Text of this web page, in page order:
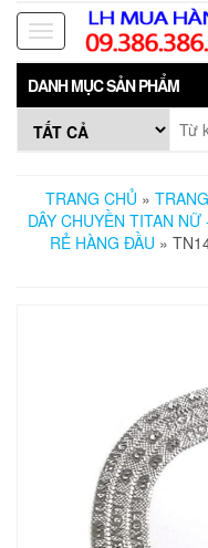
Skip
the
content
Toggle
navigation
DANH MỤC SẢN PHẨM
TRANG CHỦ »
DÂY CHUYỀN TITAN
RẺ HÀNG ĐẦU »